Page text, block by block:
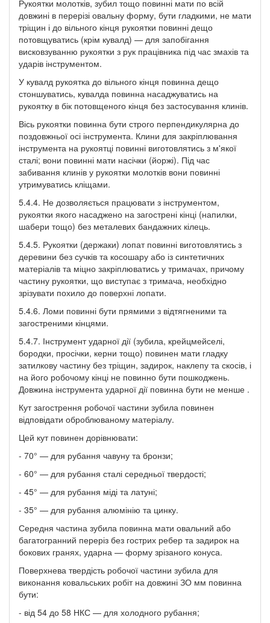
Рукоятки молотків, зубил тощо повинні мати по всій
довжині в перерізі овальну форму, бути гладкими, не мати
тріщин і до вільного кінця рукоятки повинні дещо
потовщуватись (крім кувалд) — для запобігання
висковзуванню рукоятки з рук працівника під час змахів та
ударів інструментом.
У кувалд рукоятка до вільного кінця повинна дещо
стоншуватись, кувалда повинна насаджуватись на
рукоятку в бік потовщеного кінця без застосування клинів.
Вісь рукоятки повинна бути строго перпендикулярна до
поздовжньої осі інструмента. Клини для закріплювання
інструмента на рукоятці повинні виготовлятись з м'якої
сталі; вони повинні мати насічки (йоржі). Під час
забивання клинів у рукоятки молотків вони повинні
утримуватись кліщами.
5.4.4. Не дозволяється працювати з інструментом,
рукоятки якого насаджено на загострені кінці (напилки,
шабери тощо) без металевих бандажних кілець.
5.4.5. Рукоятки (держаки) лопат повинні виготовлятись з
деревини без сучків та косошару або із синтетичних
матеріалів та міцно закріплюватись у тримачах, причому
частину рукоятки, що виступає з тримача, необхідно
зрізувати похило до поверхні лопати.
5.4.6. Ломи повинні бути прямими з відтягненими та
загостреними кінцями.
5.4.7. Інструмент ударної дії (зубила, крейцмейселі,
бородки, просічки, керни тощо) повинен мати гладку
затилкову частину без тріщин, задирок, наклепу та скосів, і
на його робочому кінці не повинно бути пошкоджень.
Довжина інструмента ударної дії повинна бути не менше .
Кут загострення робочої частини зубила повинен
відповідати оброблюваному матеріалу.
Цей кут повинен дорівнювати:
- 70° — для рубання чавуну та бронзи;
- 60° — для рубання сталі середньої твердості;
- 45° — для рубання міді та латуні;
- 35° — для рубання алюмінію та цинку.
Середня частина зубила повинна мати овальний або
багатогранний переріз без гострих ребер та задирок на
бокових гранях, ударна — форму зрізаного конуса.
Поверхнева твердість робочої частини зубила для
виконання ковальських робіт на довжині ЗО мм повинна
бути:
- від 54 до 58 НКС — для холодного рубання;